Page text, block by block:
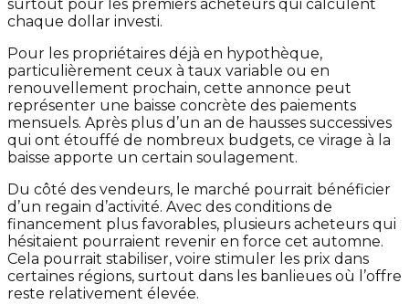
surtout pour les premiers acheteurs qui calculent
chaque dollar investi.
Pour les propriétaires déjà en hypothèque,
particulièrement ceux à taux variable ou en
renouvellement prochain, cette annonce peut
représenter une baisse concrète des paiements
mensuels. Après plus d’un an de hausses successives
qui ont étouffé de nombreux budgets, ce virage à la
baisse apporte un certain soulagement.
Du côté des vendeurs, le marché pourrait bénéficier
d’un regain d’activité. Avec des conditions de
financement plus favorables, plusieurs acheteurs qui
hésitaient pourraient revenir en force cet automne.
Cela pourrait stabiliser, voire stimuler les prix dans
certaines régions, surtout dans les banlieues où l’offre
reste relativement élevée.